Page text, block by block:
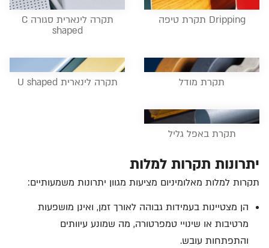
Dripping תקרת טיפה
תקרה לינארית סגורה C
shaped
תקרת מודל תקרה לינארית U shaped
תקרת באפל גליל
יתרונות תקרות למלות
תקרות למלות מאלומיניום מציעות מגוון יתרונות משמעותיים:
הן מצטיינות בעמידות גבוהה לאורך זמן, ואינן מושפעות
מרטיבות או שינויי טמפרטורה, מה שמונע עיוותים
והתפתחות עובש.